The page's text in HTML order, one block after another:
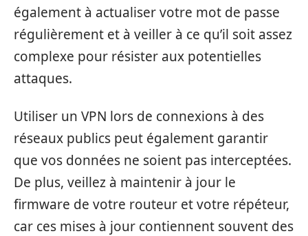
également à actualiser votre mot de passe
régulièrement et à veiller à ce qu’il soit assez
complexe pour résister aux potentielles
attaques.
Utiliser un VPN lors de connexions à des
réseaux publics peut également garantir
que vos données ne soient pas interceptées.
De plus, veillez à maintenir à jour le
firmware de votre routeur et votre répéteur,
car ces mises à jour contiennent souvent des